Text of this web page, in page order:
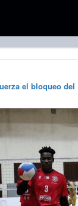
el bloqueo del